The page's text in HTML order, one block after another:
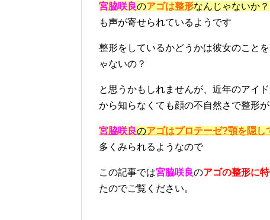
宮脇咲良のアゴは整形なんじゃないか？
も声が寄せられているようです
整形をしているかどうかは彼女のこと
ゃないの？
と思うかもしれませんが、近年のアイ
から知らなくても顔の不自然さで整形
宮脇咲良のアゴはプロテーゼ?顎を隠
多くみられるようなので
この記事では宮脇咲良のアゴの整形に
たのでご覧ください。